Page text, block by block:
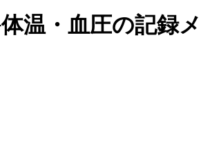
・血圧の記録メ